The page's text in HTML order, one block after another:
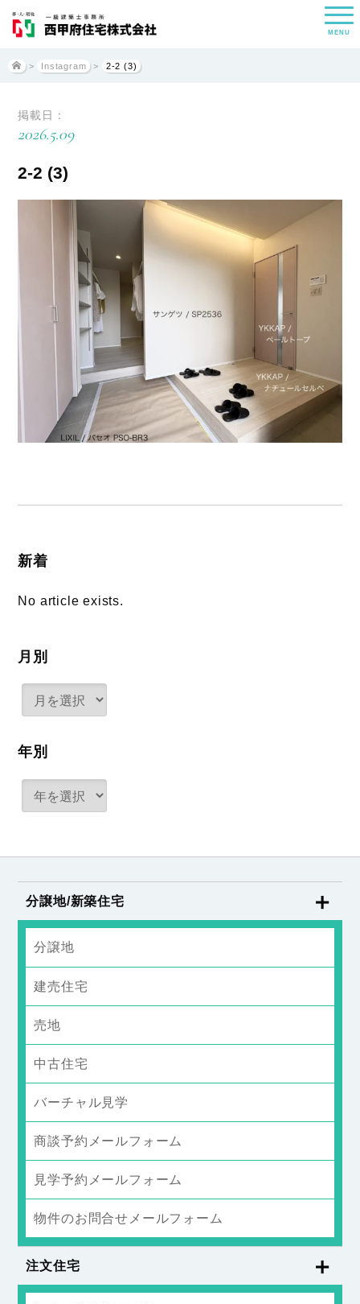
MENU
> Instagram > 2-2 (3)
掲載日：
2026.5.09
2-2 (3)
新着
No article exists.
月別
年別
分譲地/新築住宅
分譲地
建売住宅
売地
中古住宅
バーチャル見学
商談予約メールフォーム
見学予約メールフォーム
物件のお問合せメールフォーム
注文住宅